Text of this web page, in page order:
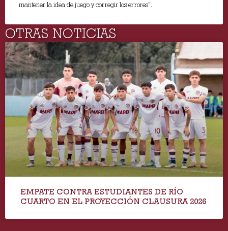
mantener la idea de juego y corregir los errores”.
OTRAS NOTICIAS
EMPATE CONTRA ESTUDIANTES DE RÍO
CUARTO EN EL PROYECCIÓN CLAUSURA 2026